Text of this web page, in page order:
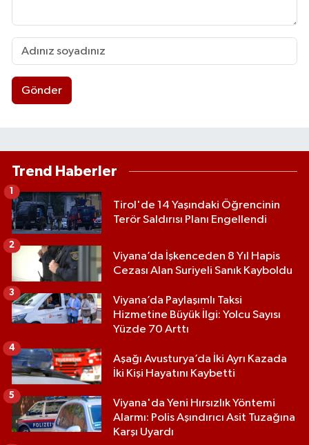
Gönder
Trend Haberler
Tirol'de 14 Yaşındaki Öğrencinin
Terör Saldırısı Planı Engellendi
1
Viyana’da İşkenceden 8 Yıl Hapis
Cezası Alan Suriyeli Sanık Kayboldu
2
Viyana’da Paylaşımlı Taksi
Hizmetine Büyük İlgi: Yolcu Sayısı
Yüzde 70 Arttı
3
Aşağı Avusturya’da İki Ayrı Kazada
İki Kişi Hayatını Kaybetti
4
Viyana'da Yeni Hırsızlık Yöntemi
Alarmı: Polis Aşındırıcı Asit Tuzağına
Karşı Uyardı
5